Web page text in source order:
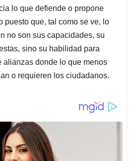
lo que defiende o propone
puesto que, tal como se ve, lo
no son sus capacidades, su
sino su habilidad para
alianzas donde lo que menos
o requieren los ciudadanos.